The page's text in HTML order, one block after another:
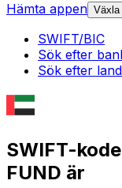
Hämta appen Växla
SWIFT/BIC
Sök efter
Sök efter land
SWIFT-
FUND är